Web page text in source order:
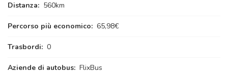
Distanza: 560km
Percorso più economico: 65,98€
Trasbordi: 0
Aziende di autobus: FlixBus